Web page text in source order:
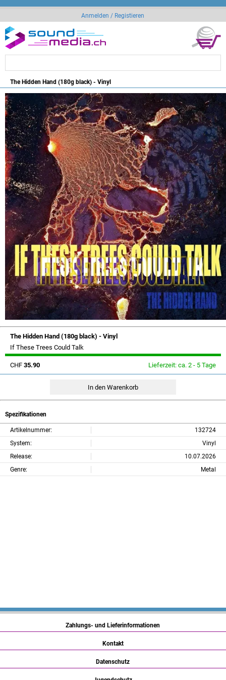
Anmelden / Registieren
The Hidden Hand (180g black) - Vinyl
The Hidden Hand (180g black) - Vinyl
If These Trees Could Talk
CHF 35.90 Lieferzeit: ca. 2 - 5 Tage
Spezifikationen
Artikelnummer:
132724
System:
Vinyl
Release:
10.07.2026
Genre:
Metal
Zahlungs- und Lieferinformationen
Kontakt
Datenschutz